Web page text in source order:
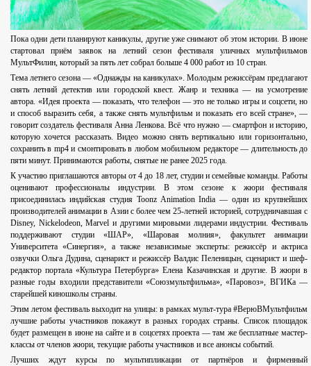
Пока одни дети планируют каникулы, другие уже снимают об этом истории. В июне
стартовал приём заявок на летний сезон фестиваля уличных мультфильмов
МультФилин, который за пять лет собрал больше 4 000 работ из 10 стран.
Тема летнего сезона — «Однажды на каникулах». Молодым режиссёрам предлагают
снять летний детектив или городской квест. Жанр и техника — на усмотрение
автора. «Идея проекта — показать, что телефон — это не только игры и соцсети, но
и способ выразить себя, а также снять мультфильм и показать его всей стране», —
говорит создатель фестиваля Анна Ленкова. Всё что нужно — смартфон и историю,
которую хочется рассказать. Видео можно снять вертикально или горизонтально,
сохранить в mp4 и смонтировать в любом мобильном редакторе — длительность до
пяти минут. Принимаются работы, снятые не ранее 2025 года.
К участию приглашаются авторы от 4 до 18 лет, студии и семейные команды. Работы
оценивают профессионалы индустрии. В этом сезоне к жюри фестиваля
присоединилась индийская студия Toonz Animation India — один из крупнейших
производителей анимации в Азии с более чем 25-летней историей, сотрудничавшая с
Disney, Nickelodeon, Marvel и другими мировыми лидерами индустрии. Фестиваль
поддерживают студии «ШАР», «Шаровая молния», факультет анимации
Университета «Синергия», а также независимые эксперты: режиссёр и актриса
озвучки Ольга Дудина, сценарист и режиссёр Валдис Пеленицын, сценарист и шеф-
редактор портала «Культура Петербурга» Елена Казачинская и другие. В жюри в
разные годы входили представители «Союзмультфильма», «Паровоз», ВГИКа —
старейшей киношколы страны.
Этим летом фестиваль выходит на улицы: в рамках мульт-тура #ВерюВМультфильм
лучшие работы участников покажут в разных городах страны. Список площадок
будет размещен в июне на сайте и в соцсетях проекта — там же бесплатные мастер-
классы от членов жюри, текущие работы участников и все анонсы событий.
Лучших ждут курсы по мультипликации от партнёров и фирменный